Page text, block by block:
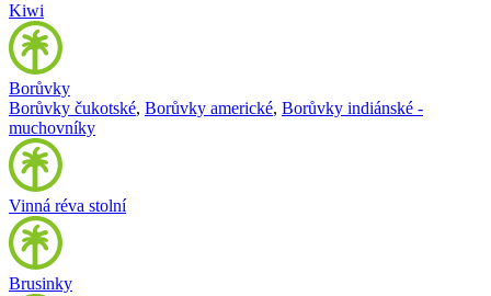
Kiwi
Borůvky
Borůvky čukotské, Borůvky americké, Borůvky indiánské -
muchovníky
Vinná réva stolní
Brusinky